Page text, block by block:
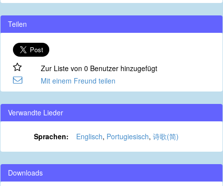
Teilen
Zur Liste von 0 Benutzer hinzugefügt
Mit einem Freund teilen
Verwandte Lieder
Sprachen: Englisch, Portugiesisch, 诗歌(简)
Downloads